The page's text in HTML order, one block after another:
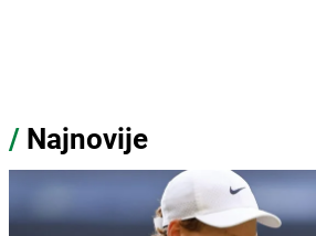
/ Najnovije